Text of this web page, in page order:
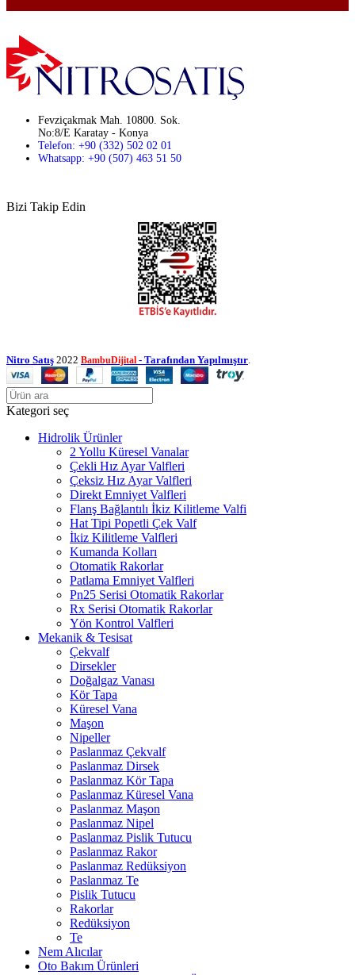
Fevziçakmak Mah. 10800. Sok.
No:8/E Karatay - Konya
Telefon: +90 (332) 502 02 01
Whatsapp: +90 (507) 463 51 50
Bizi Takip Edin
Nitro Satış 2022 BambuDijital - Tarafından Yapılmıştır
Kategori seç
Hidrolik Ürünler
2 Yollu Küresel Vanalar
Çekli Hız Ayar Valfleri
Çeksiz Hız Ayar Valfleri
Direkt Emniyet Valfleri
Flanş Bağlantılı İkiz Kilitleme Valfi
Hat Tipi Popetli Çek Valf
İkiz Kilitleme Valfleri
Kumanda Kolları
Otomatik Rakorlar
Patlama Emniyet Valfleri
Pn25 Serisi Otomatik Rakorlar
Rx Serisi Otomatik Rakorlar
Yön Kontrol Valfleri
Mekanik & Tesisat
Çekvalf
Dirsekler
Doğalgaz Vanası
Kör Tapa
Küresel Vana
Maşon
Nipeller
Paslanmaz Çekvalf
Paslanmaz Dirsek
Paslanmaz Kör Tapa
Paslanmaz Küresel Vana
Paslanmaz Maşon
Paslanmaz Nipel
Paslanmaz Pislik Tutucu
Paslanmaz Rakor
Paslanmaz Redüksiyon
Paslanmaz Te
Pislik Tutucu
Rakorlar
Redüksiyon
Te
Nem Alıcılar
Oto Bakım Ürünleri